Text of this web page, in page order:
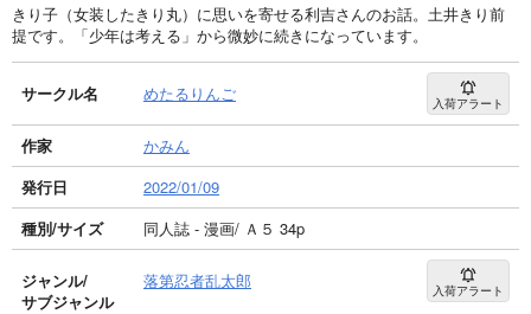
きり子（女装したきり丸）に思いを寄せる利吉さんのお話。土井きり前
提です。「少年は考える」から微妙に続きになっています。
サークル名 めたるりんご 入荷アラート
作家
かみん
発行日
2022/01/09
種別/サイズ
同人誌 - 漫画/ Ａ５ 34p
ジャンル/
サブジャンル
落第忍者乱太郎 入荷アラート